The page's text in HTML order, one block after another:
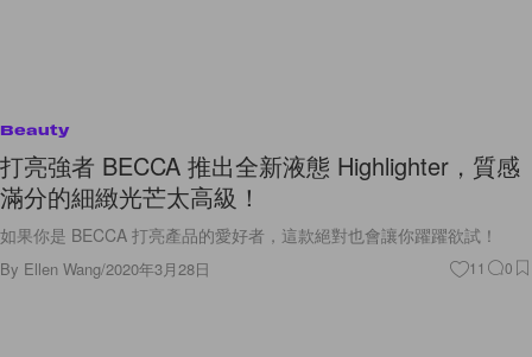
Beauty
打亮強者 BECCA 推出全新液態 Highlighter，質感
滿分的細緻光芒太高級！
如果你是 BECCA 打亮產品的愛好者，這款絕對也會讓你躍躍欲試！
By Ellen Wang/2020年3月28日 11 0